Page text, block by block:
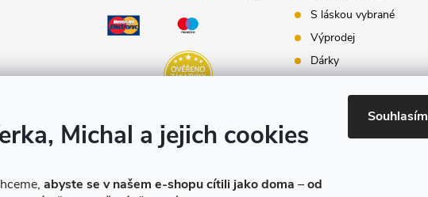
Michal a jejich cookies
abyste se v našem e-shopu cítili jako doma –od
Souhlasím
S láskou vybrané
Výprodej
Dárky
e-shopu